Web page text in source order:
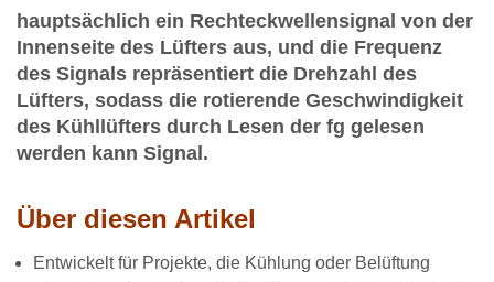
hauptsächlich ein Rechteckwellensignal von der
Innenseite des Lüfters aus, und die Frequenz
des Signals repräsentiert die Drehzahl des
Lüfters, sodass die rotierende Geschwindigkeit
des Kühllüfters durch Lesen der fg gelesen
werden kann Signal.
Über diesen Artikel
Entwickelt für Projekte, die Kühlung oder Belüftung